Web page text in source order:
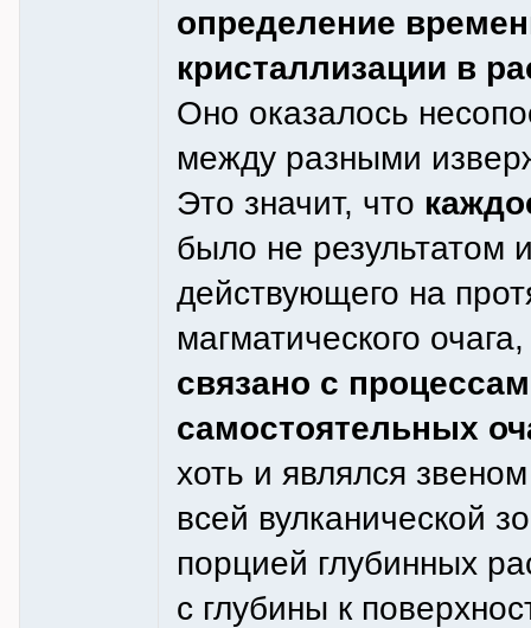
определение
кристаллизации в
Оно оказалось
между разными
Это значит, что
было не результатом
действующего на
магматического
связано с
самостоятельных
хоть и являлся
всей вулканической
порцией глубинных
с глубины к